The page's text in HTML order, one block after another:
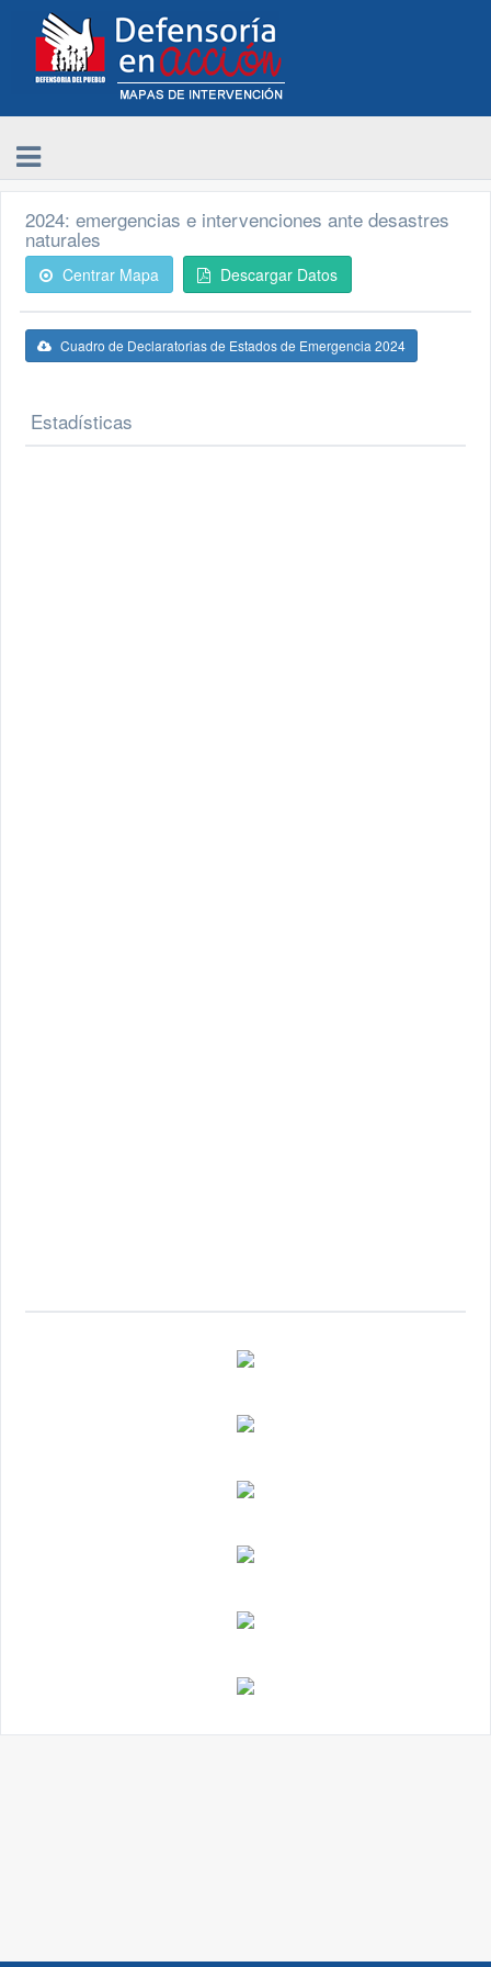
2024: emergencias e intervenciones ante desastres
naturales
Centrar Mapa Descargar Datos
Cuadro de Declaratorias de Estados de Emergencia 2024
Estadísticas